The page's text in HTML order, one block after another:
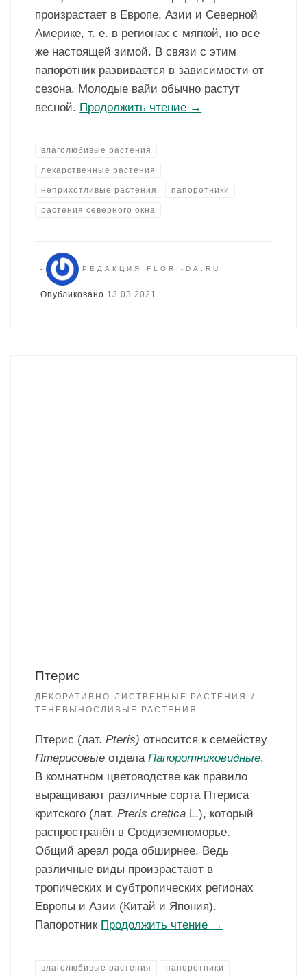
произрастает в Европе, Азии и Северной
Америке, т. е. в регионах с мягкой, но все
же настоящей зимой. В связи с этим
папоротник развивается в зависимости от
сезона. Молодые вайи обычно растут
весной. Продолжить чтение →
влаголюбивые растения
лекарственные растения
неприхотливые растения папоротники
растения северного окна
- РЕДАКЦИЯ FLORI-DA.RU
Опубликовано 13.03.2021
Птерис
ДЕКОРАТИВНО-ЛИСТВЕННЫЕ РАСТЕНИЯ
ТЕНЕВЫНОСЛИВЫЕ РАСТЕНИЯ
Птерис (лат.Pteris) относится к семейству
Птерисовые отделаПапоротниковидные.
В комнатном цветоводстве как правило
выращивают различные сорта Птериса
критского (лат.Pteriscretica L.), который
распространён в Средиземноморье.
Общий ареал рода обширнее. Ведь
различные виды произрастают в
тропических и субтропических регионах
Европы и Азии (Китай и Япония).
Папоротник Продолжить чтение →
влаголюбивые растения папоротники